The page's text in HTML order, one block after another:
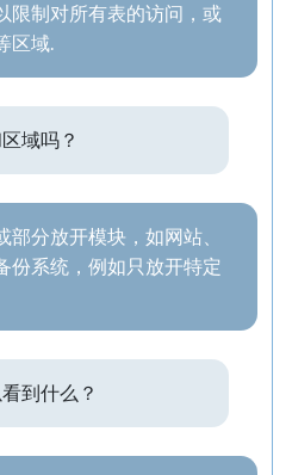
限制对所有表的访问，或
区域.
域吗？
分放开模块，如网站、
份系统，例如只放开特定
到什么？